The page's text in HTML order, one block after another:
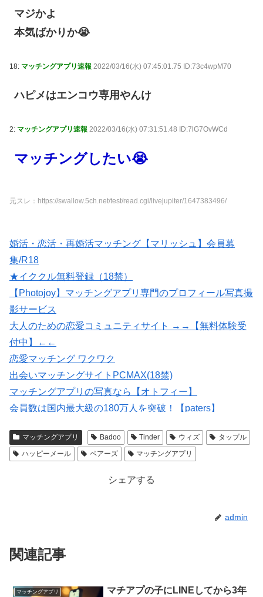
マジかよ
本気ばかりか😭
18: マッチングアプリ速報 2022/03/16(水) 07:45:01.75 ID:73c4wpM70
ハピメはエンコウ専用やんけ
2: マッチングアプリ速報 2022/03/16(水) 07:31:51.48 ID:7lG7OvWCd
マッチングしたい😭
元スレ：https://swallow.5ch.net/test/read.cgi/livejupiter/1647383496/
婚活・恋活・再婚活マッチング【マリッシュ】会員募
集/R18
★イククル無料登録（18禁）
【Photojoy】マッチングアプリ専門のプロフィール写真撮
影サービス
大人のための恋愛コミュニティサイト →→【無料体験受
付中】←←
恋愛マッチング ワクワク
出会いマッチングサイトPCMAX(18禁)
マッチングアプリの写真なら【オトフィー】
会員数は国内最大級の180万人を突破！【paters】
紹介型マッチングアプリArchers(アーチャーズ)
マッチングアプリ Badoo Tinder ウィズ
タップル
ハッピーメール
ペアーズ マッチングアプリ
シェアする
admin
関連記事
マッチングアプリ マチアプの子にLINEしてから3年